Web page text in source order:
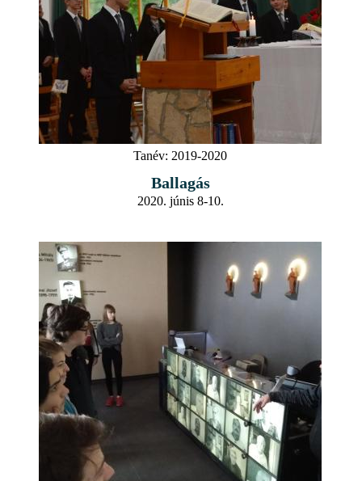
Tanév: 2019-2020
Ballagás
2020. júnis 8-10.